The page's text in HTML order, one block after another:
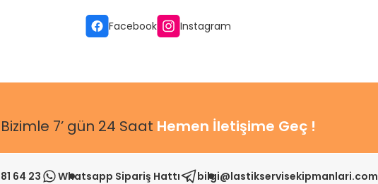
Gönder
Facebook Instagram
Bizimle 7’ gün 24 Saat Hemen İletişime Geç !
64 23 Whatsapp Sipariş Hattı bilgi@lastikservisekipmanlari.com